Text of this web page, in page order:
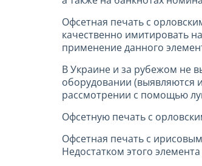
Офсетная печать с
качественно имитировать
применение данного
В Украине и за рубежом не
оборудовании (выявляются
рассмотрении с помощью
Офсетную печать с
Офсетная печать с
Недостатком этого